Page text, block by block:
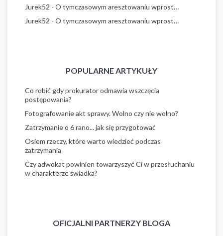
Jurek52 - O tymczasowym aresztowaniu wprost…
Jurek52 - O tymczasowym aresztowaniu wprost…
POPULARNE ARTYKUŁY
Co robić gdy prokurator odmawia wszczęcia
postępowania?
Fotografowanie akt sprawy. Wolno czy nie wolno?
Zatrzymanie o 6 rano... jak się przygotować
Osiem rzeczy, które warto wiedzieć podczas
zatrzymania
Czy adwokat powinien towarzyszyć Ci w przesłuchaniu
w charakterze świadka?
OFICJALNI PARTNERZY BLOGA